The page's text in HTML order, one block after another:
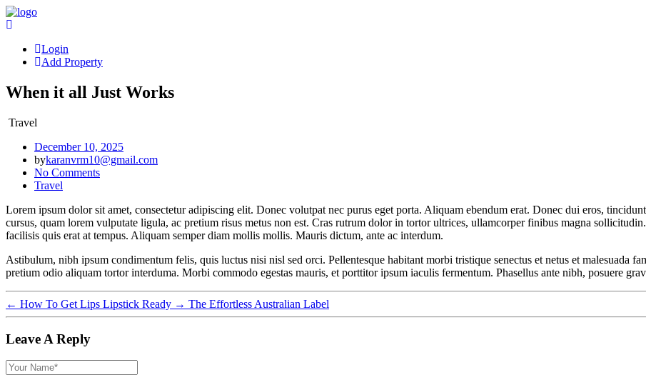
Skip
to
Login
Add Property
When it all Just Works
Travel
December 10, 2025
bykaranvrm10@gmail.com
No Comments
Travel
Lorem ipsum dolor sit amet, consectetur adipiscing elit. Donec volutpat nec purus eget porta. Aliquam ebendum erat. Donec dui eros,
cursus, quam lorem vulputate ligula, ac pretium risus metus non est. Cras rutrum dolor in tortor ultrices, ullamcorper finibus magna
facilisis quis erat at tempus. Aliquam semper diam mollis mollis. Mauris dictum, ante ac interdum.
Astibulum, nibh ipsum condimentum felis, quis luctus nisi nisl sed orci. Pellentesque habitant morbi tristique senectus et netus et malesuada
pretium odio aliquam tortor interduma. Morbi commodo egestas mauris, et porttitor ipsum iaculis fermentum. Phasellus ante nibh, posuere
← How To Get Lips Lipstick Ready → The Effortless Australian Label
Leave A Reply